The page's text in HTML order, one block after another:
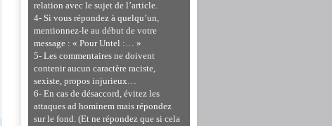
relation avec le sujet de l’article.
4- Si vous répondez à quelqu’un,
mentionnez-le au début de votre
message : « Pour Untel :… »
5- Les commentaires ne doivent
contenir aucun caractère raciste,
sexiste, propos injurieux…
6- En cas de désaccord, évitez les
attaques ad hominem mais répondez
sur le fond. (Et ne répondez que si cela